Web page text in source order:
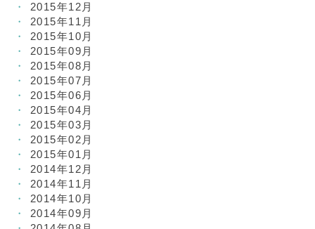
2015年12月
2015年11月
2015年10月
2015年09月
2015年08月
2015年07月
2015年06月
2015年04月
2015年03月
2015年02月
2015年01月
2014年12月
2014年11月
2014年10月
2014年09月